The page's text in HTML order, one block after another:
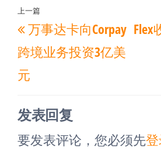
文
章
导
航
上
一
篇
文
章
上一篇
万事达卡向Corpay
跨境业务投资3亿美
元
Flex
发表回复
要发表评论，您必须先